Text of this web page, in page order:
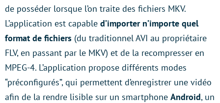
de posséder lorsque l’on traite des fichiers MKV.
L’application est capable d’importer n’importe quel
format de fichiers (du traditionnel AVI au propriétaire
FLV, en passant par le MKV) et de la recompresser en
MPEG-4. L’application propose différents modes
“préconfigurés”, qui permettent d’enregistrer une vidéo
afin de la rendre lisible sur un smartphone Android, un